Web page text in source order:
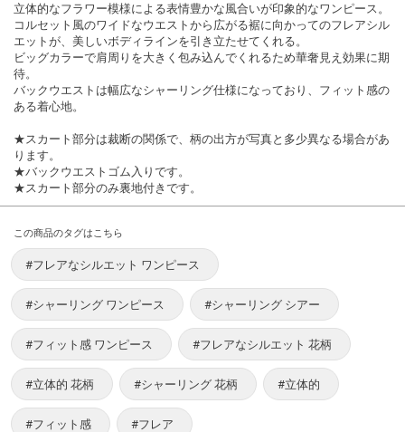
立体的なフラワー模様による表情豊かな風合いが印象的なワンピース。
コルセット風のワイドなウエストから広がる裾に向かってのフレアシル
エットが、美しいボディラインを引き立たせてくれる。
ビッグカラーで肩周りを大きく包み込んでくれるため華奢見え効果に期
待。
バックウエストは幅広なシャーリング仕様になっており、フィット感の
ある着心地。
★スカート部分は裁断の関係で、柄の出方が写真と多少異なる場合があ
ります。
★バックウエストゴム入りです。
★スカート部分のみ裏地付きです。
この商品のタグはこちら
#フレアなシルエット ワンピース
#シャーリング ワンピース #シャーリング シアー
#フィット感 ワンピース #フレアなシルエット 花柄
#立体的 花柄 #シャーリング 花柄 #立体的
#フィット感 #フレア